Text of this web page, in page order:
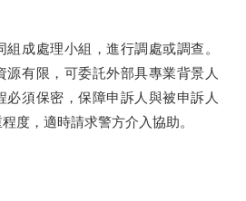
成處理小組，進行調處或調查。
源有限，可委託外部具專業背景人
必須保密，保障申訴人與被申訴人
度，適時請求警方介入協助。